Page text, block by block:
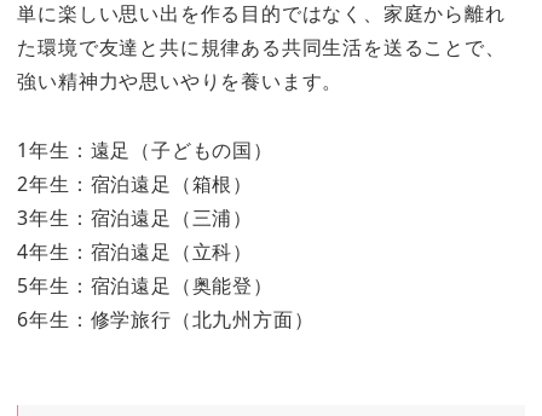
単に楽しい思い出を作る目的ではなく、家庭から離れ
た環境で友達と共に規律ある共同生活を送ることで、
強い精神力や思いやりを養います。
1年生：遠足（子どもの国）
2年生：宿泊遠足（箱根）
3年生：宿泊遠足（三浦）
4年生：宿泊遠足（立科）
5年生：宿泊遠足（奥能登）
6年生：修学旅行（北九州方面）